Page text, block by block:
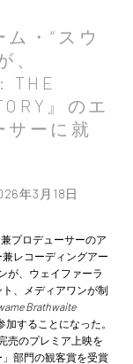
・“スウ
、
THE
』のエ
サーに就
年3月18日
プロデューサーのア
レコーディングアー
が、ウェイファーラ
、メディアワンが制
Brathwaite
することになった。
売のプレミア上映を
部門の観客賞を受賞